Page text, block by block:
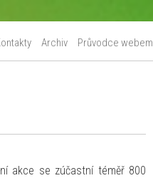
Archiv Průvodce webem
akce se zúčastní téměř 800